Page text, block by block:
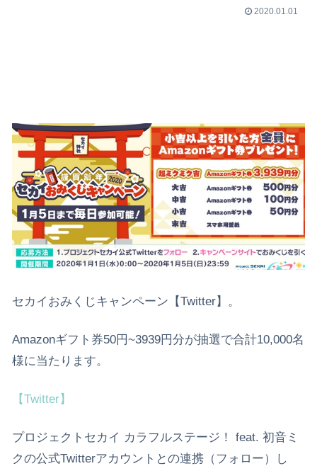
2020.01.01
セカイおみくじキャンペーン【Twitter】。
Amazonギフト券50円~3939円分が抽選で合計10,000名
様に当たります。
【Twitter】
プロジェクトセカイ カラフルステージ！ feat. 初音ミ
クの公式Twitterアカウントとの連携（フォロー）し